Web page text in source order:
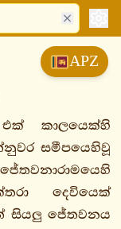
APZ
කාලයෙක්හි
සමීපයෙහිවූ
දෙවියෙක්
සියලු ජේතවනය